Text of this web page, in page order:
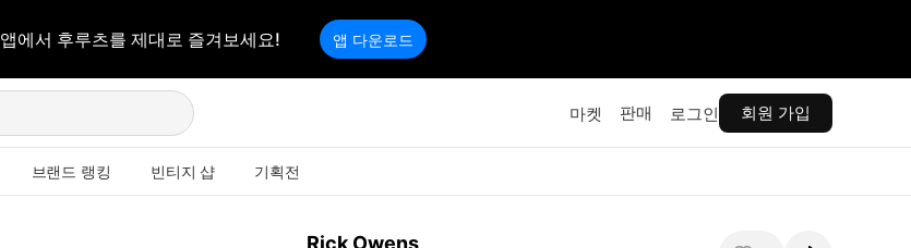
앱에서 후루츠를 제대로 즐겨보세요! 앱 다운로드
마켓 판매 로그인 회원 가입
브랜드 랭킹 빈티지 샵 기획전
Rick Owens